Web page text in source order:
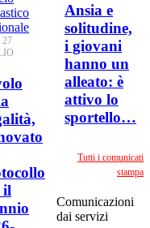
il
Ansia e
solitudine,
i giovani
hanno un
alleato: è
attivo lo
sportello…
Tutti i comunicati
stampa
Comunicazioni
dai servizi